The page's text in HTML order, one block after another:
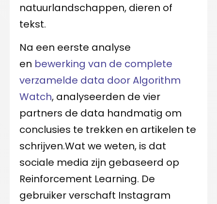
natuurlandschappen, dieren of
tekst.
Na een eerste analyse
en bewerking van de complete
verzamelde data door Algorithm
Watch, analyseerden de vier
partners de data handmatig om
conclusies te trekken en artikelen te
schrijven.Wat we weten, is dat
sociale media zijn gebaseerd op
Reinforcement Learning. De
gebruiker verschaft Instagram